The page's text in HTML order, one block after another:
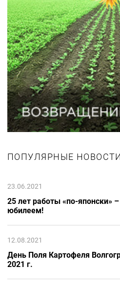
ПОПУЛЯРНЫЕ
23.06.2021
25 лет работы «по-японски»
юбилеем!
12.08.2021
День Поля Картофеля
2021 г.